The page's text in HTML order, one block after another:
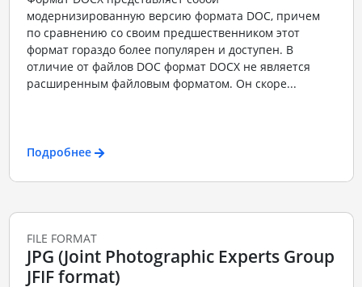
модернизированную версию формата DOC, причем
по сравнению со своим предшественником этот
формат гораздо более популярен и доступен. В
отличие от файлов DOC формат DOCX не является
расширенным файловым форматом. Он скоре...
Подробнее
FILE FORMAT
JPG (Joint Photographic Experts Group
JFIF format)